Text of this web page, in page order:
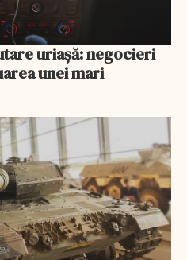
uriașă: negocieri
unei mari